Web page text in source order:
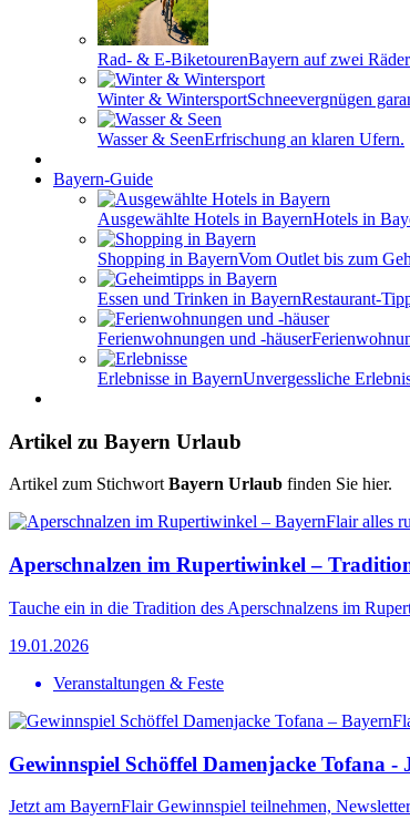
Rad- & E-BiketourenBayern auf zwei
Winter & WintersportSchneevergnügen
Wasser & SeenErfrischung an klaren Ufern.
Bayern-Guide
Ausgewählte Hotels in BayernHotels in
Shopping in BayernVom Outlet bis zum
Essen und Trinken in BayernRestaurant-
Ferienwohnungen und -häuser
Erlebnisse in BayernUnvergessliche
Artikel zu Bayern Urlaub
Artikel zum StichwortBayern Urlaub finden Sie hier.
Aperschnalzen im Rupertiwinkel –
Tauche ein in die Tradition des Aperschnalzens im
19.01.2026
Veranstaltungen & Feste
Gewinnspiel Schöffel Damenjacke Tofana -
Jetzt am BayernFlair Gewinnspiel teilnehmen,